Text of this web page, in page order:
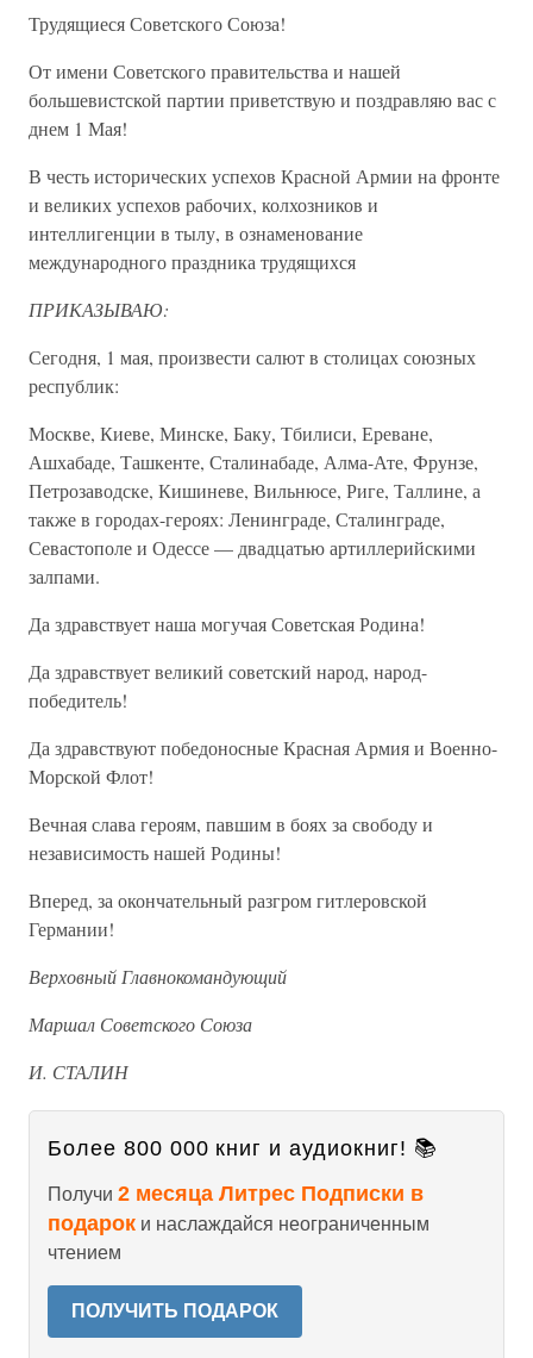
Трудящиеся Советского Союза!
От имени Советского правительства и нашей
большевистской партии приветствую и поздравляю вас с
днем 1 Мая!
В честь исторических успехов Красной Армии на фронте
и великих успехов рабочих, колхозников и
интеллигенции в тылу, в ознаменование
международного праздника трудящихся
ПРИКАЗЫВАЮ:
Сегодня, 1 мая, произвести салют в столицах союзных
республик:
Москве, Киеве, Минске, Баку, Тбилиси, Ереване,
Ашхабаде, Ташкенте, Сталинабаде, Алма-Ате, Фрунзе,
Петрозаводске, Кишиневе, Вильнюсе, Риге, Таллине, а
также в городах-героях: Ленинграде, Сталинграде,
Севастополе и Одессе — двадцатью артиллерийскими
залпами.
Да здравствует наша могучая Советская Родина!
Да здравствует великий советский народ, народ-
победитель!
Да здравствуют победоносные Красная Армия и Военно-
Морской Флот!
Вечная слава героям, павшим в боях за свободу и
независимость нашей Родины!
Вперед, за окончательный разгром гитлеровской
Германии!
Верховный Главнокомандующий
Маршал Советского Союза
И. СТАЛИН
Более 800 000 книг и аудиокниг! 📚
Получи 2 месяца Литрес Подписки в
подарок и наслаждайся неограниченным
чтением
ПОЛУЧИТЬ ПОДАРОК